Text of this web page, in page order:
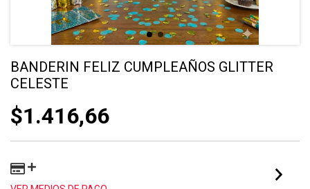
BANDERIN FELIZ CUMPLEAÑOS GLITTER
CELESTE
$1.416,66